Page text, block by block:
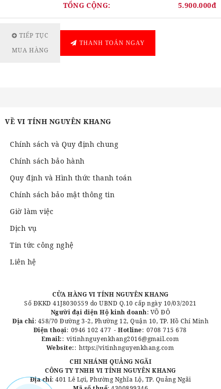
TỔNG CỘNG: 5.900.000đ
TIẾP TỤC
MUA HÀNG
THANH TOÁN NGAY
VỀ VI TÍNH NGUYÊN KHANG
Chính sách và Quy định chung
Chính sách bảo hành
Quy định và Hình thức thanh toán
Chính sách bảo mật thông tin
Giờ làm việc
Dịch vụ
Tin tức công nghệ
Liên hệ
CỬA HÀNG VI TÍNH NGUYÊN KHANG
Số ĐKKD 41J8030559 do UBND Q.10 cấp ngày 10/03/2021
Người đại diện Hộ kinh doanh: VÕ ĐÔ
Địa chỉ: 458/70 Đường 3-2, Phường 12, Quận 10, TP. Hồ Chí Minh
Điện thoại: 0946 102 477 - Hotline: 0708 715 678
Email:: vitinhnguyenkhang2016@gmail.com
Website:: https://vitinhnguyenkhang.com
CHI NHÁNH QUẢNG NGÃI
CÔNG TY TNHH VI TÍNH NGUYÊN KHANG
Địa chỉ: 401 Lê Lợi, Phường Nghĩa Lộ, TP. Quảng Ngãi